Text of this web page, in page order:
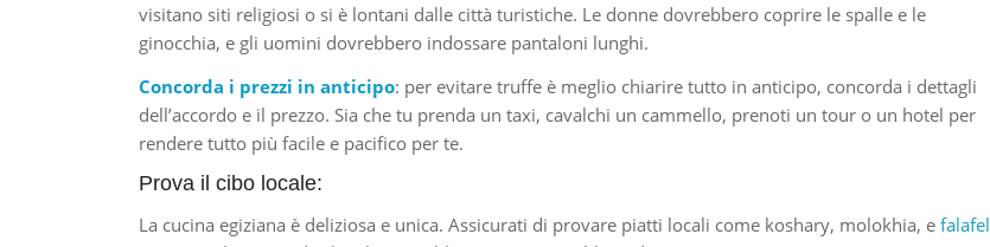
visitano siti religiosi o si è lontani dalle città turistiche. Le donne dovrebbero coprire le spalle e le
ginocchia, e gli uomini dovrebbero indossare pantaloni lunghi.
Concorda i prezzi in anticipo: per evitare truffe è meglio chiarire tutto in anticipo, concorda i dettagli
dell’accordo e il prezzo. Sia che tu prenda un taxi, cavalchi un cammello, prenoti un tour o un hotel per
rendere tutto più facile e pacifico per te.
Prova il cibo locale:
La cucina egiziana è deliziosa e unica. Assicurati di provare piatti locali come koshary, molokhia, efalafel